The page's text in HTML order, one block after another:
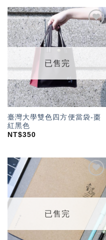
加入
「願
望輕
已售完
臺灣大學雙色四方便當袋-棗
紅黑色
NT$350
加入
「願
望輕
已售完